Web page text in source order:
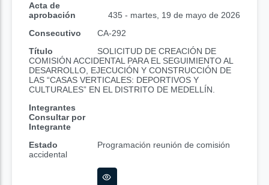
Acta de
aprobación
435 - martes, 19 de mayo de 2026
Consecutivo
CA-292
Título
SOLICITUD DE CREACIÓN DE
COMISIÓN ACCIDENTAL PARA EL SEGUIMIENTO AL
DESARROLLO, EJECUCIÓN Y CONSTRUCCIÓN DE
LAS “CASAS VERTICALES: DEPORTIVOS Y
CULTURALES” EN EL DISTRITO DE MEDELLÍN.
Integrantes
Consultar por
Integrante
Estado
Programación reunión de comisión
accidental